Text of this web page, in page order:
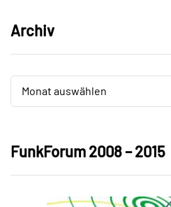
Archiv
Archiv
Monat auswählen
Archiv
FunkForum 2008 – 2015